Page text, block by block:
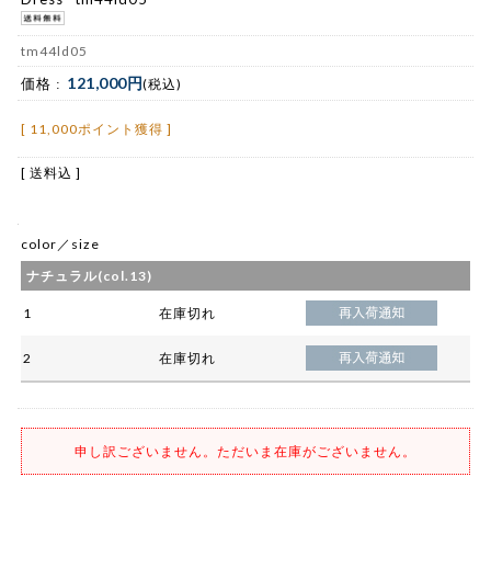
tm44ld05
価格 : 121,000円(税込)
[ 11,000ポイント獲得 ]
[ 送料込 ]
color／size
ナチュラル(col.13)
1 在庫切れ
2 在庫切れ
申し訳ございません。ただいま在庫がございません。